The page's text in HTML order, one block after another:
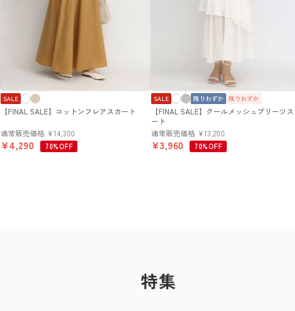
【FINAL SALE】コットンフレアスカート
SALE
通常販売価格 ¥14,300
¥4,290 70%OFF
【FINAL SALE】クールメッシュプリーツ
ート
SALE 残りわずか 残りわずか
通常販売価格 ¥13,200
¥3,960 70%OFF
特集